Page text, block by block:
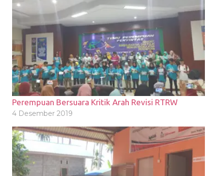
Perempuan Bersuara Kritik Arah Revisi RTRW
4 Desember 2019